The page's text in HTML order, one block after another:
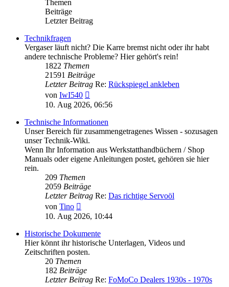
Themen
Beiträge
Letzter Beitrag
Technikfragen
Vergaser läuft nicht? Die Karre bremst nicht oder ihr habt
andere technische Probleme? Hier gehört's rein!
1822 Themen
21591 Beiträge
Letzter Beitrag Re: Rückspiegel ankleben
von IwI540
Beitrag
10. Aug 2026, 06:56
Technische Informationen
Unser Bereich für zusammengetragenes Wissen - sozusagen
unser Technik-Wiki.
Wenn Ihr Information aus Werkstatthandbüchern / Shop
Manuals oder eigene Anleitungen postet, gehören sie hier
rein.
209 Themen
2059 Beiträge
Letzter Beitrag Re: Das richtige Servoöl
von Tino
Beitrag
10. Aug 2026, 10:44
Historische Dokumente
Hier könnt ihr historische Unterlagen, Videos und
Zeitschriften posten.
20 Themen
182 Beiträge
Letzter Beitrag Re: FoMoCo Dealers 1930s - 1970s